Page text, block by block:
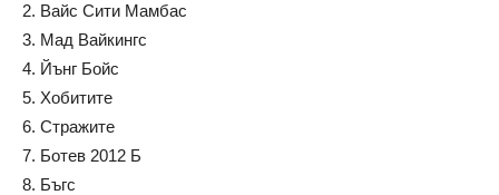
2. Вайс Сити Мамбас
3. Мад Вайкингс
4. Йънг Бойс
5. Хобитите
6. Стражите
7. Ботев 2012 Б
8. Бъгс